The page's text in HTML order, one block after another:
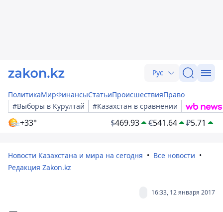
Рус
ПолитикаМирФинансыСтатьиПроисшествияПраво
#Выборы в Курултай
#Казахстан в сравнении
+33° $469.93 €541.64 ₽5.71
Новости Казахстана и мира на сегодня
Все новости
Редакция Zakon.kz
16:33, 12 января 2017